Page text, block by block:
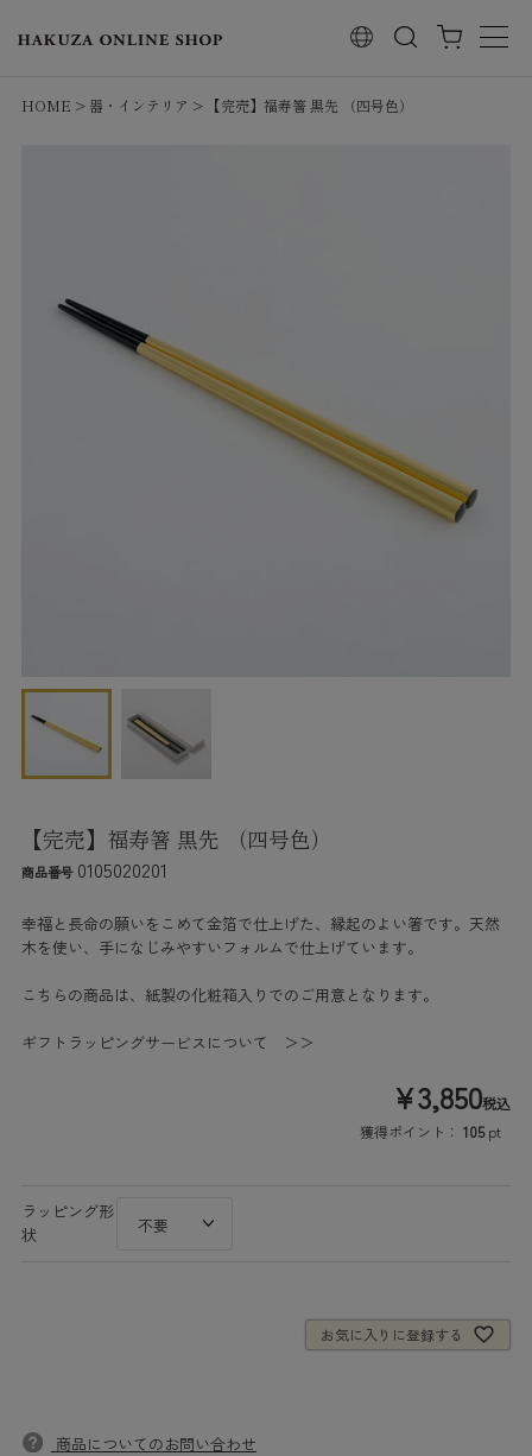
検索
HOME 器・インテリア 【完売】福寿箸 黒先 （四号色）
【完売】福寿箸 黒先 （四号色）
商品番号 0105020201
幸福と長命の願いをこめて金箔で仕上げた、縁起のよい箸です。天然
木を使い、手になじみやすいフォルムで仕上げています。
こちらの商品は、紙製の化粧箱入りでのご用意となります。
ギフトラッピングサービスについて ＞＞
¥3,850税込
獲得ポイント： 105 pt
ラッピング形
状
お気に入りに登録する
商品についてのお問い合わせ